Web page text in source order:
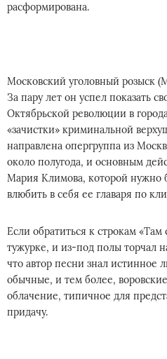
расформирована.
Московский уголовный розыск
За пару лет он успел показать
Октябрьской революции в
«зачистки» криминальной
направлена опергруппа из
около полугода, и основным
Мария Климова, которой нужно
влюбить в себя ее главаря по
Если обратиться к строкам
тужурке, и из-под полы торчал
что автор песни знал истинное
обычные, и тем более,
облачение, типичное для
придачу.